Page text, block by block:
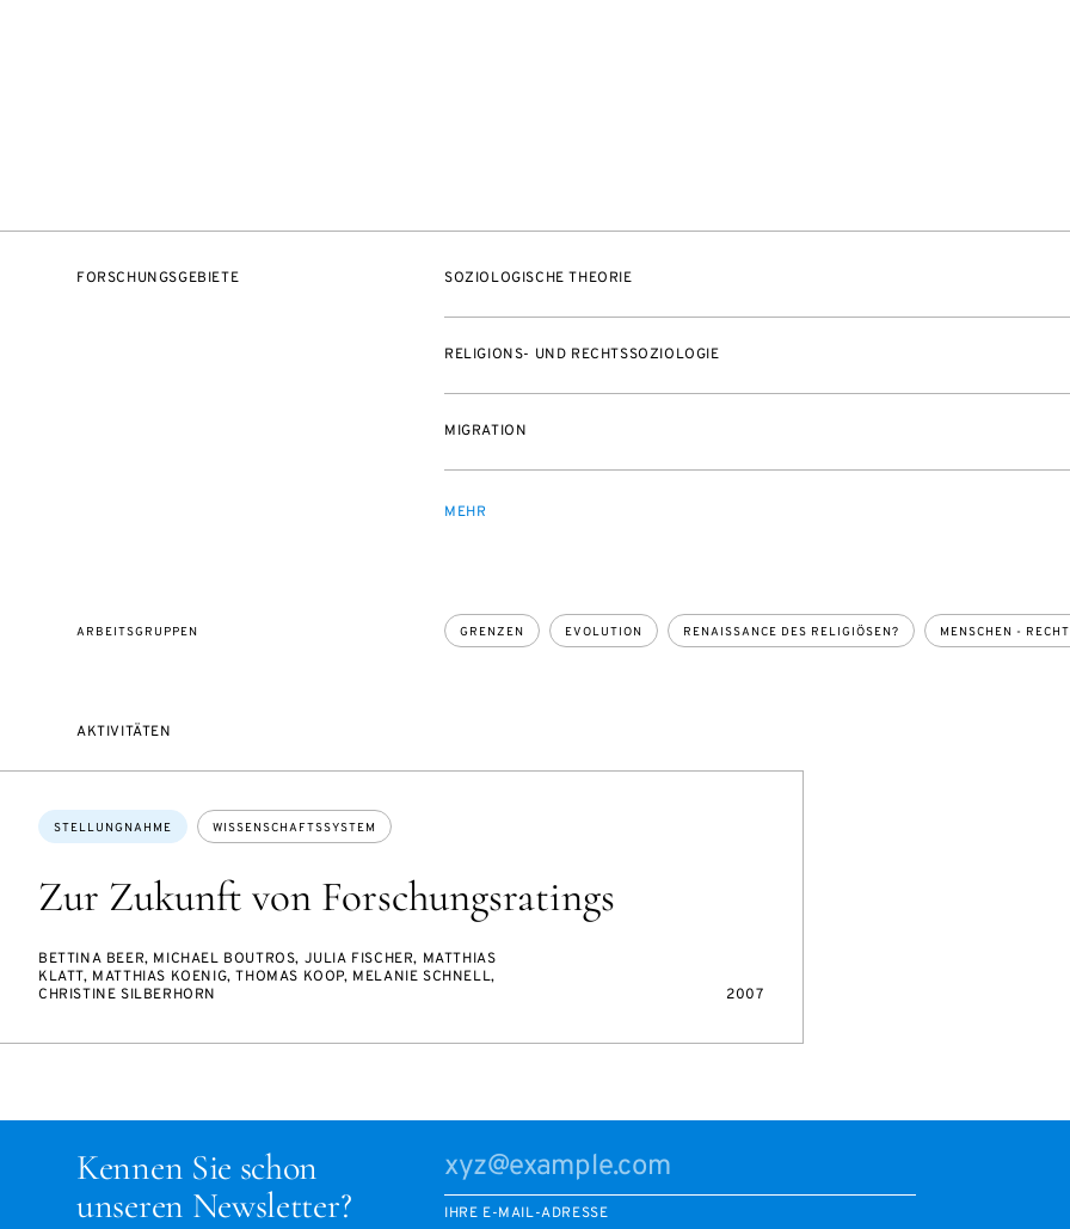
FORSCHUNGSGEBIETE SOZIOLOGISCHE THEORIE
RELIGIONS- UND RECHTSSOZIOLOGIE
MIGRATION
MEHR
ARBEITSGRUPPEN GRENZEN EVOLUTION RENAISSANCE DES RELIGIÖSEN? MENSCHEN -
AKTIVITÄTEN
Zur Zukunft von Forschungsratings
Themen:
STELLUNGNAHME WISSENSCHAFTSSYSTEM
BETTINA BEER, MICHAEL BOUTROS, JULIA FISCHER, MATTHIAS
KLATT, MATTHIAS KOENIG, THOMAS KOOP, MELANIE SCHNELL,
CHRISTINE SILBERHORN
2007
Kennen Sie schon
unseren Newsletter?
IHRE E-MAIL-ADRESSE